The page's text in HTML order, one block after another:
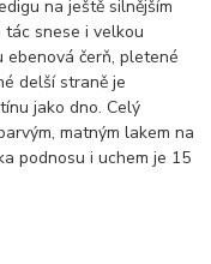
na ještě silnějším
tác snese i velkou
ebenová čerň, pletené
delší straně je
jako dno. Celý
matným lakem na
podnosu i uchem je 15